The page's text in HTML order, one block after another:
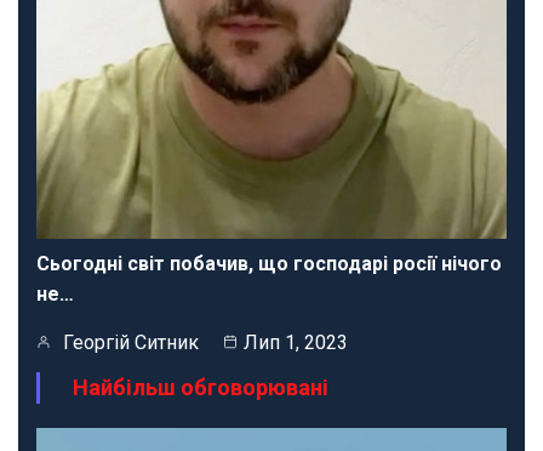
Сьогодні світ побачив, що господарі росії нічого
не…
Георгій Ситник Лип 1, 2023
Найбільш обговорювані